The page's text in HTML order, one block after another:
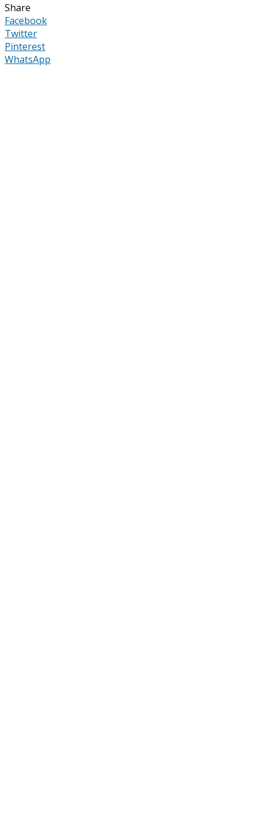
Share
Facebook
Twitter
Pinterest
WhatsApp